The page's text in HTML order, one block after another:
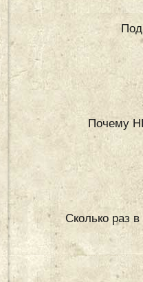
Почему
Сколько раз